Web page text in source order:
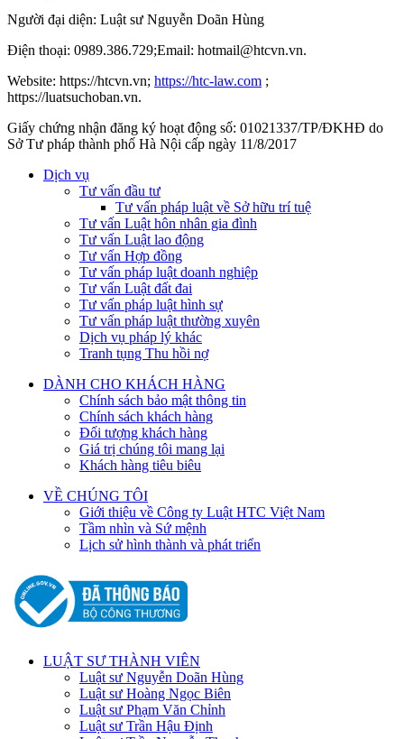
Người đại diện: Luật sư Nguyễn Doãn Hùng
Điện thoại: 0989.386.729;Email: hotmail@htcvn.vn.
Website: https://htcvn.vn; https://htc-law.com ;
https://luatsuchoban.vn.
Giấy chứng nhận đăng ký hoạt động số: 01021337/TP/ĐKHĐ do
Sở Tư pháp thành phố Hà Nội cấp ngày 11/8/2017
Dịch vụ
Tư vấn đầu tư
Tư vấn pháp luật về Sở hữu trí tuệ
Tư vấn Luật hôn nhân gia đình
Tư vấn Luật lao động
Tư vấn Hợp đồng
Tư vấn pháp luật doanh nghiệp
Tư vấn Luật đất đai
Tư vấn pháp luật hình sự
Tư vấn pháp luật thường xuyên
Dịch vụ pháp lý khác
Tranh tụng Thu hồi nợ
DÀNH CHO KHÁCH HÀNG
Chính sách bảo mật thông tin
Chính sách khách hàng
Đối tượng khách hàng
Giá trị chúng tôi mang lại
Khách hàng tiêu biêu
VỀ CHÚNG TÔI
Giới thiệu về Công ty Luật HTC Việt Nam
Tầm nhìn và Sứ mệnh
Lịch sử hình thành và phát triển
LUẬT SƯ THÀNH VIÊN
Luật sư Nguyễn Doãn Hùng
Luật sư Hoàng Ngọc Biên
Luật sư Phạm Văn Chỉnh
Luật sư Trần Hậu Định